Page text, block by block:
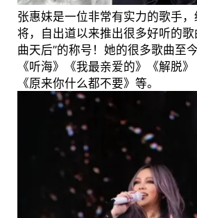
张惠妹是一位非常有实力的歌手
将，自出道以来推出很多好听的歌
曲天后”的称号！她的很多歌曲至
《听海》《我最亲爱的》《解脱》
《原来你什么都不要》等。